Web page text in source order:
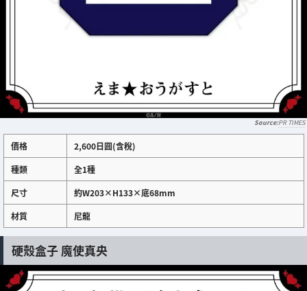
PR TIMES
價格
2,600日圓(含稅)
種類
全1種
尺寸
約W203×H133×底68mm
材質
尼龍
硬殼盒子 魔使真央